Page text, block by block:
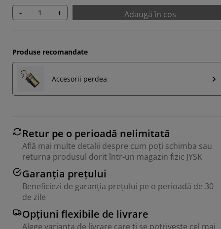
- + Adaugă în coș
Produse recomandate
Accesorii perdea
Retur pe o perioadă nelimitată
Află mai multe detalii despre cum poți schimba sau
returna produsul dorit într-un magazin fizic JYSK
Garanția prețului
Beneficiezi de garanția prețului pe o perioadă de 30
de zile
Opțiuni flexibile de livrare
Alege varianta de livrare care ți se potrivește cel mai